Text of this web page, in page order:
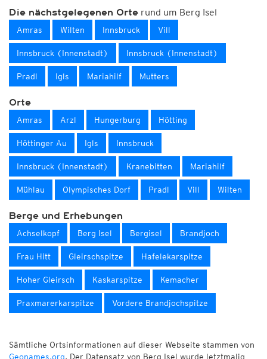
Die nächstgelegenen Orte rund um Berg Isel
Amras Wilten Innsbruck Vill
Innsbruck (Innenstadt) Innsbruck (Innenstadt)
Pradl Igls Mariahilf Mutters
Orte
Amras Arzl Hungerburg Hötting
Höttinger Au Igls Innsbruck
Innsbruck (Innenstadt) Kranebitten Mariahilf
Mühlau Olympisches Dorf Pradl Vill Wilten
Berge und Erhebungen
Achselkopf Berg Isel Bergisel Brandjoch
Frau Hitt Gleirschspitze Hafelekarspitze
Hoher Gleirsch Kaskarspitze Kemacher
Praxmarerkarspitze Vordere Brandjochspitze
Sämtliche Ortsinformationen auf dieser Webseite stammen von
Geonames.org. Der Datensatz von Berg Isel wurde letztmalig